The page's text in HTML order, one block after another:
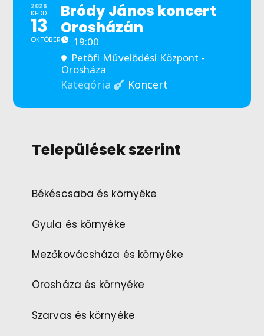
2026
KEDD
13
OKTÓBER
Bródy János koncert
Orosházán
19:00
Petőfi Művelődési Központ -
Orosháza
Kategória Koncert
Települések szerint
Békéscsaba és környéke
Gyula és környéke
Mezőkovácsháza és környéke
Orosháza és környéke
Szarvas és környéke